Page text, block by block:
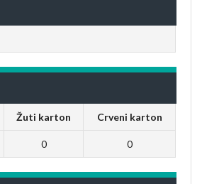
Žuti karton Crveni karton
0 0